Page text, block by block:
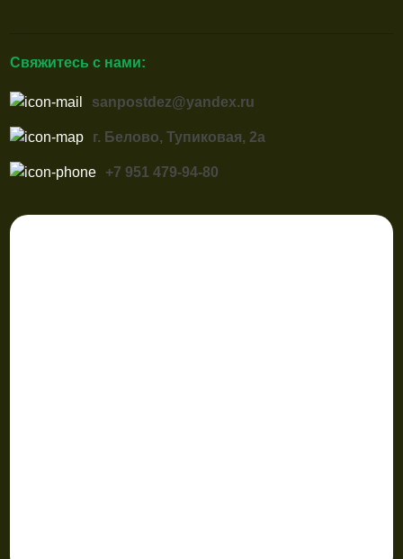
Свяжитесь с нами:
sanpostdez@yandex.ru
г. Белово, Тупиковая, 2а
+7 951 479-94-80